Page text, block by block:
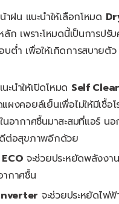
าฝน แนะนำให้เลือกโหมด
ลัก เพราะโหมดนี้เป็นการปรั
ต่ำ เพื่อให้เกิดการสบายตัว
นำให้เปิดโหมด Self
ผงคอยล์เย็นเพื่อไม่ให้มีเชื้อ
อากาศชื้นมาสะสมที่แอร์ น
ต่อสุขภาพอีกด้วย
จะช่วยประหยัดพลังงา
กาศชื้น
จะช่วยประหยัดไฟ